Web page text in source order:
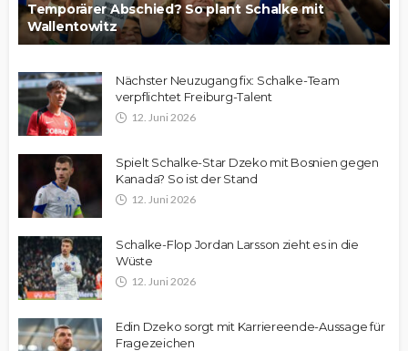
Temporärer Abschied? So plant Schalke mit
Wallentowitz
Nächster Neuzugang fix: Schalke-Team
verpflichtet Freiburg-Talent
12. Juni 2026
Spielt Schalke-Star Dzeko mit Bosnien gegen
Kanada? So ist der Stand
12. Juni 2026
Schalke-Flop Jordan Larsson zieht es in die
Wüste
12. Juni 2026
Edin Dzeko sorgt mit Karriereende-Aussage für
Fragezeichen